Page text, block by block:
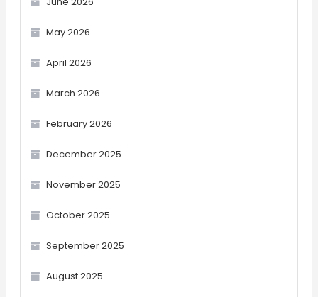
May 2026
April 2026
March 2026
February 2026
December 2025
November 2025
October 2025
September 2025
August 2025